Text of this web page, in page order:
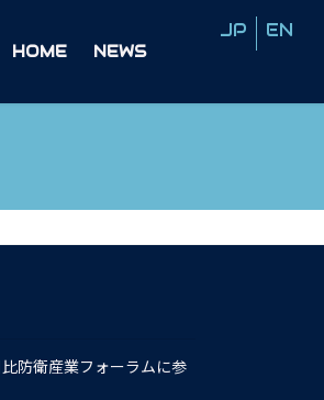
HOME NEWS
防衛産業フォーラムに参